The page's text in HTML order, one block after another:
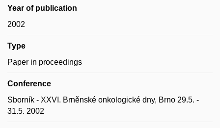
Year of publication
2002
Type
Paper in proceedings
Conference
Sborník - XXVI. Brněnské onkologické dny, Brno 29.5. -
31.5. 2002